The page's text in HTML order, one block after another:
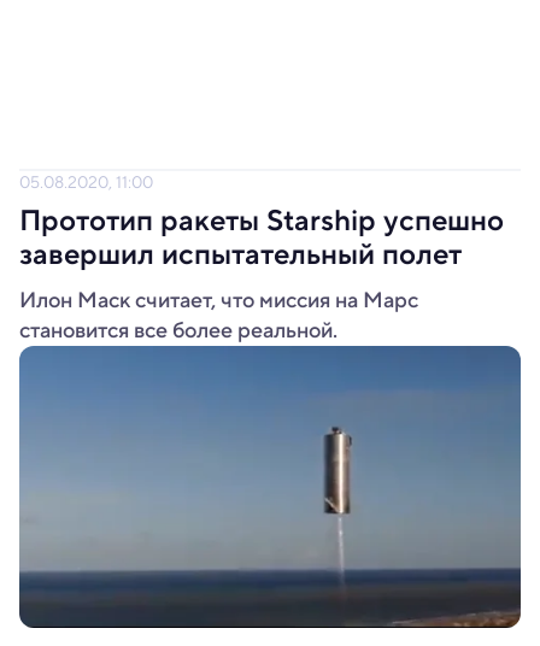
05.08.2020, 11:00
Прототип ракеты Starship успешно
завершил испытательный полет
Илон Маск считает, что миссия на Марс
становится все более реальной.